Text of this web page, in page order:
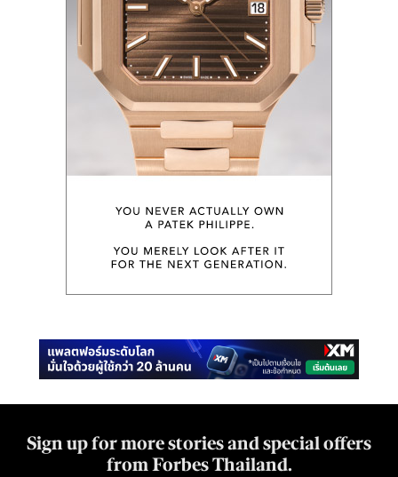
Sign up for more stories and special offers
from Forbes Thailand.